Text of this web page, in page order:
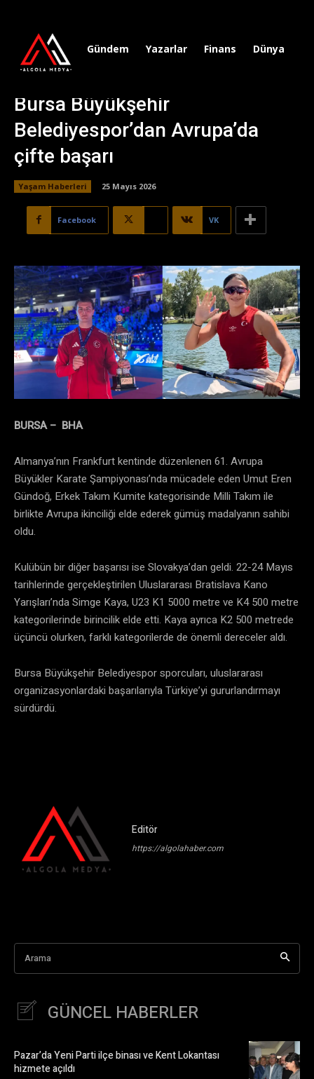
Gündem Yazarlar Finans Dünya
Bursa Büyükşehir
Belediyespor’dan Avrupa’da
çifte başarı
Yaşam Haberleri 25 Mayıs 2026
Facebook VK
BURSA – BHA
Almanya’nın Frankfurt kentinde düzenlenen 61. Avrupa
Büyükler Karate Şampiyonası’nda mücadele eden Umut Eren
Gündoğ, Erkek Takım Kumite kategorisinde Milli Takım ile
birlikte Avrupa ikinciliği elde ederek gümüş madalyanın sahibi
oldu.
Kulübün bir diğer başarısı ise Slovakya’dan geldi. 22-24 Mayıs
tarihlerinde gerçekleştirilen Uluslararası Bratislava Kano
Yarışları’nda Simge Kaya, U23 K1 5000 metre ve K4 500 metre
kategorilerinde birincilik elde etti. Kaya ayrıca K2 500 metrede
üçüncü olurken, farklı kategorilerde de önemli dereceler aldı.
Bursa Büyükşehir Belediyespor sporcuları, uluslararası
organizasyonlardaki başarılarıyla Türkiye’yi gururlandırmayı
sürdürdü.
Editör
https://algolahaber.com
Arama
GÜNCEL HABERLER
Pazar’da Yeni Parti ilçe binası ve Kent Lokantası
hizmete açıldı